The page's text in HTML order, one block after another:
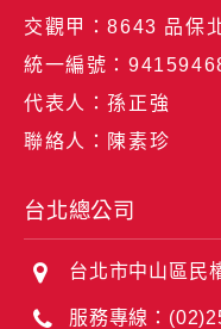
交觀甲：8643 品保
統一編號：
代表人：孫正強
聯絡人：陳素珍
台北總公司
台北市中山區民
服務專線：